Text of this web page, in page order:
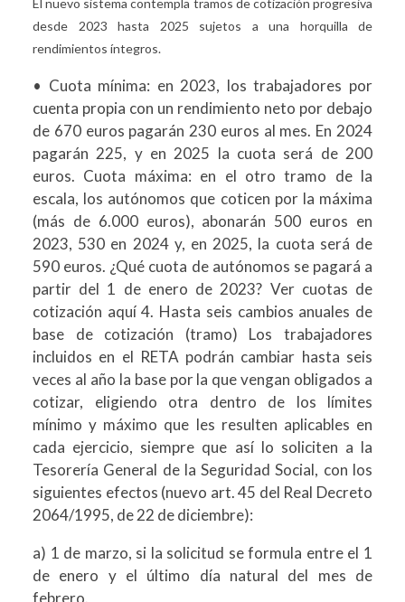
El nuevo sistema contempla tramos de cotización progresiva
desde 2023 hasta 2025 sujetos a una horquilla de
rendimientos íntegros.
• Cuota mínima: en 2023, los trabajadores por
cuenta propia con un rendimiento neto por debajo
de 670 euros pagarán 230 euros al mes. En 2024
pagarán 225, y en 2025 la cuota será de 200
euros. Cuota máxima: en el otro tramo de la
escala, los autónomos que coticen por la máxima
(más de 6.000 euros), abonarán 500 euros en
2023, 530 en 2024 y, en 2025, la cuota será de
590 euros. ¿Qué cuota de autónomos se pagará a
partir del 1 de enero de 2023? Ver cuotas de
cotización aquí 4. Hasta seis cambios anuales de
base de cotización (tramo) Los trabajadores
incluidos en el RETA podrán cambiar hasta seis
veces al año la base por la que vengan obligados a
cotizar, eligiendo otra dentro de los límites
mínimo y máximo que les resulten aplicables en
cada ejercicio, siempre que así lo soliciten a la
Tesorería General de la Seguridad Social, con los
siguientes efectos (nuevo art. 45 del Real Decreto
2064/1995, de 22 de diciembre):
a) 1 de marzo, si la solicitud se formula entre el 1
de enero y el último día natural del mes de